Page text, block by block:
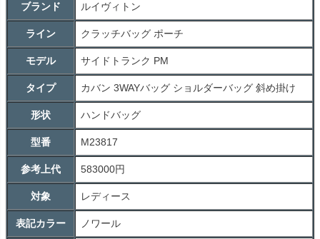
ブランド ルイヴィトン
ライン クラッチバッグ ポーチ
モデル サイドトランク PM
タイプ カバン 3WAYバッグ ショルダーバッグ 斜め掛け
形状 ハンドバッグ
型番 M23817
参考上代 583000円
対象 レディース
表記カラー ノワール